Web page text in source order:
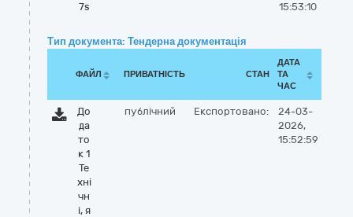
7s
15:53:10
Тип документа: Тендерна документація
ФАЙЛ ПРИВАТНІСТЬ СТАН
ДАТА
ТА
ЧАС
До
да
то
к 1
Те
хні
чн
і, я
публічний Експортовано:
24-03-
2026,
15:52:59